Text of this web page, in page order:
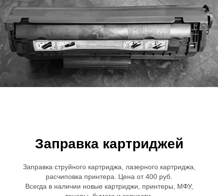
Заправка картриджей
Заправка струйного картриджа, лазерного картриджа,
расчиповка принтера. Цена от 400 руб.
Всегда в наличии новые картриджи, принтеры, МФУ,